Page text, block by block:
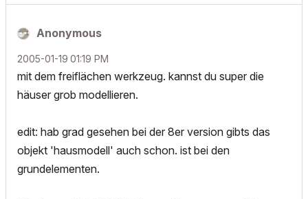
Anonymous
‎2005-01-19 01:19 PM
mit dem freiflächen werkzeug. kannst du super die
häuser grob modellieren.
edit: hab grad gesehen bei der 8er version gibts das
objekt 'hausmodell' auch schon. ist bei den
grundelementen.